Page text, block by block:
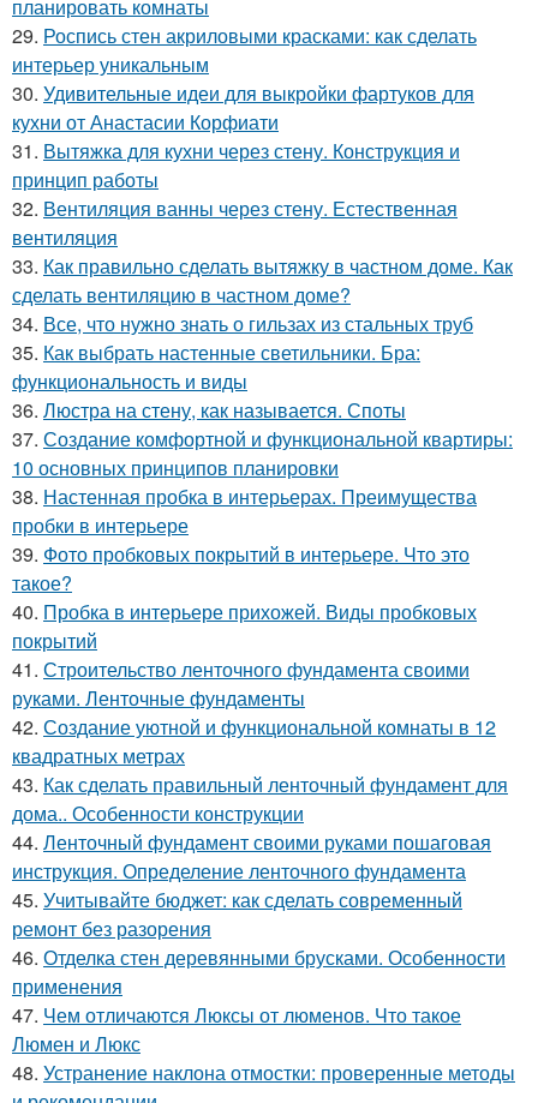
планировать комнаты
29. Роспись стен акриловыми красками: как сделать
интерьер уникальным
30. Удивительные идеи для выкройки фартуков для
кухни от Анастасии Корфиати
31. Вытяжка для кухни через стену. Конструкция и
принцип работы
32. Вентиляция ванны через стену. Естественная
вентиляция
33. Как правильно сделать вытяжку в частном доме. Как
сделать вентиляцию в частном доме?
34. Все, что нужно знать о гильзах из стальных труб
35. Как выбрать настенные светильники. Бра:
функциональность и виды
36. Люстра на стену, как называется. Споты
37. Создание комфортной и функциональной квартиры:
10 основных принципов планировки
38. Настенная пробка в интерьерах. Преимущества
пробки в интерьере
39. Фото пробковых покрытий в интерьере. Что это
такое?
40. Пробка в интерьере прихожей. Виды пробковых
покрытий
41. Строительство ленточного фундамента своими
руками. Ленточные фундаменты
42. Создание уютной и функциональной комнаты в 12
квадратных метрах
43. Как сделать правильный ленточный фундамент для
дома.. Особенности конструкции
44. Ленточный фундамент своими руками пошаговая
инструкция. Определение ленточного фундамента
45. Учитывайте бюджет: как сделать современный
ремонт без разорения
46. Отделка стен деревянными брусками. Особенности
применения
47. Чем отличаются Люксы от люменов. Что такое
Люмен и Люкс
48. Устранение наклона отмостки: проверенные методы